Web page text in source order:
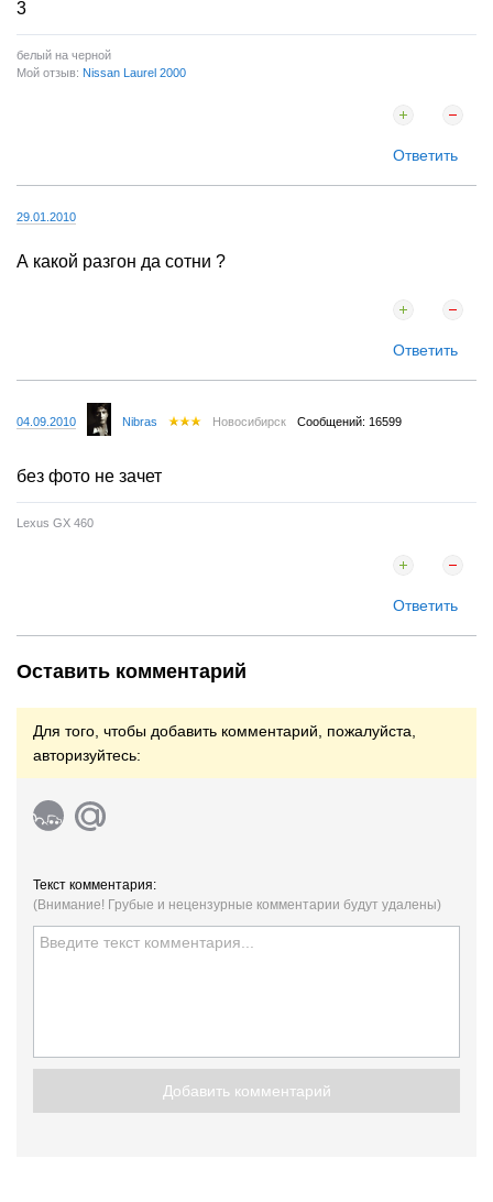
3
белый на черной
Мой отзыв: Nissan Laurel 2000
Ответить
29.01.2010
А какой разгон да сотни ?
Ответить
04.09.2010 Nibras Новосибирск Сообщений: 16599
без фото не зачет
Lexus GX 460
Ответить
Оставить комментарий
Для того, чтобы добавить комментарий, пожалуйста,
авторизуйтесь:
Текст комментария:
(Внимание! Грубые и нецензурные комментарии будут удалены)
Добавить комментарий